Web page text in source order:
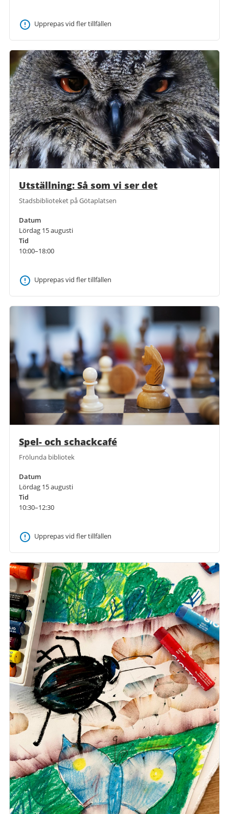
Upprepas vid fler tillfällen
Utställning: Så som vi ser det
Stadsbiblioteket på Götaplatsen
Datum
Lördag 15 augusti
Tid
10:00–18:00
Upprepas vid fler tillfällen
Spel- och schackcafé
Frölunda bibliotek
Datum
Lördag 15 augusti
Tid
10:30–12:30
Upprepas vid fler tillfällen